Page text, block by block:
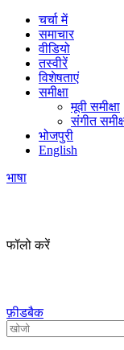
चर्चा में
समाचार
वीडियो
तस्वीरें
विशेषताएं
समीक्षा
मूवी समीक्षा
संगीत
भोजपुरी
English
भाषा
फॉलो करें
फ़ीडबैक